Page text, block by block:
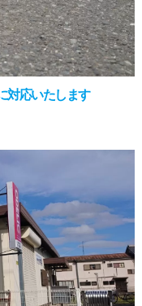
対応いたします